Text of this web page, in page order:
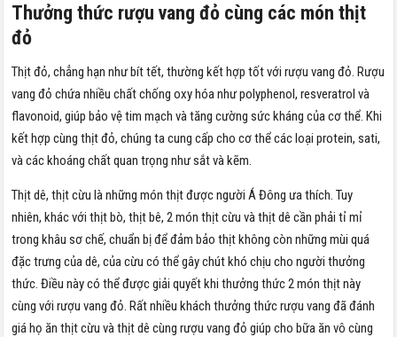
Thưởng thức rượu vang đỏ cùng các món thịt
đỏ
Thịt đỏ, chẳng hạn như bít tết, thường kết hợp tốt với rượu vang đỏ. Rượu
vang đỏ chứa nhiều chất chống oxy hóa như polyphenol, resveratrol và
flavonoid, giúp bảo vệ tim mạch và tăng cường sức kháng của cơ thể. Khi
kết hợp cùng thịt đỏ, chúng ta cung cấp cho cơ thể các loại protein, sati,
và các khoáng chất quan trọng như sắt và kẽm.
Thịt dê, thịt cừu là những món thịt được người Á Đông ưa thích. Tuy
nhiên, khác với thịt bò, thịt bê, 2 món thịt cừu và thịt dê cần phải tỉ mỉ
trong khâu sơ chế, chuẩn bị để đảm bảo thịt không còn những mùi quá
đặc trưng của dê, của cừu có thể gây chút khó chịu cho người thưởng
thức. Điều này có thể được giải quyết khi thưởng thức 2 món thịt này
cùng với rượu vang đỏ. Rất nhiều khách thưởng thức rượu vang đã đánh
giá họ ăn thịt cừu và thịt dê cùng rượu vang đỏ giúp cho bữa ăn vô cùng